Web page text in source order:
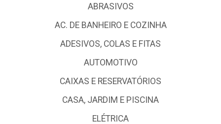
ABRASIVOS
AC. DE BANHEIRO E COZINHA
ADESIVOS, COLAS E FITAS
AUTOMOTIVO
CAIXAS E RESERVATÓRIOS
CASA, JARDIM E PISCINA
ELÉTRICA